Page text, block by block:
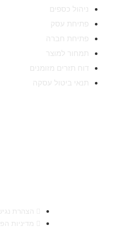
ניהול כספים
פתיחת עסק
פתיחת חברה
תמחור למוצר
דוח תזרים מזומנים
תנאי ביטול עסקה
הצהרת
מדיניות